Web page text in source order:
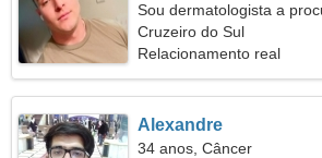
Sou dermatologista a
fantástica
Cruzeiro do Sul
Relacionamento real
Alexandre
34 anos, Câncer